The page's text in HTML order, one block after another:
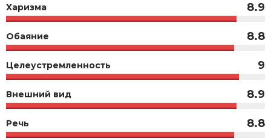
Харизма 8.9
Обаяние 8.8
Целеустремленность 9
Внешний вид 8.9
Речь 8.8